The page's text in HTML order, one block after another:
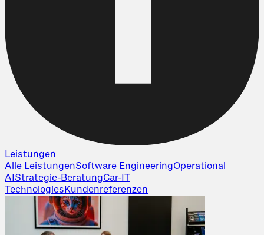
Leistungen
Alle LeistungenSoftware EngineeringOperational
AIStrategie-BeratungCar-IT
TechnologiesKundenreferenzen